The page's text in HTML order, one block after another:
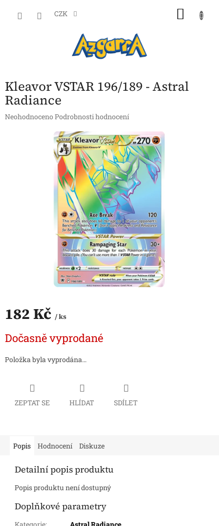
CZK
Kleavor VSTAR 196/189 - Astral
Radiance
Průměrné
Neohodnoceno Podrobnosti hodnocení
182 Kč / ks
cena:
Dočasně vyprodané
Položka byla vyprodána…
ZEPTAT SE HLÍDAT SDÍLET
Popis Hodnocení Diskuze
Detailní popis produktu
Popis produktu není dostupný
Doplňkové parametry